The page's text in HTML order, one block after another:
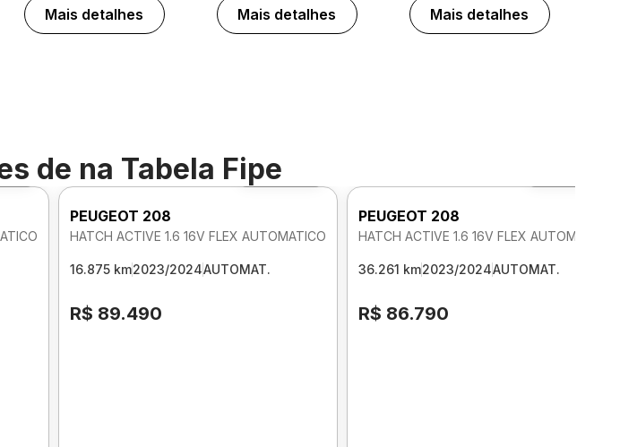
Mais detalhes Mais detalhes Mais detalhes
de na Tabela FipeFoto 360º
PEUGEOT 208
HATCH ACTIVE 1.6 16V FLEX AUTOMATICO
16.875 km2023/2024AUTOMAT.
R$ 89.490
PEUGEOT 208
HATCH ACTIVE 1.6 16V FLEX AUTOMATICO
36.261 km2023/2024AUTOMAT.
R$ 86.790